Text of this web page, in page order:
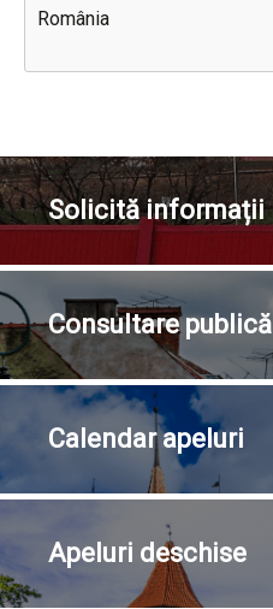
România
Solicităinformații
Consultarepublică
Calendarapeluri
Apeluri deschise